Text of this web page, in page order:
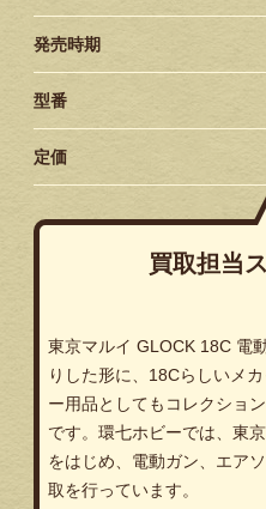
発売時期
型番
定価
買取担当
東京マルイ GLOCK 18C 電
りした形に、18Cらしいメ
ー用品としてもコレクショ
です。環七ホビーでは、東
をはじめ、電動ガン、エア
取を行っています。